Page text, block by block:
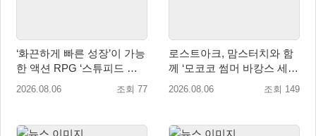
‘화끈하게 빠른 성장’이 가능
한 액션 RPG ‘스튜피드 네
버 다이즈’ 패키지판 예약판
2026.08.06 조회 77
로스트아크, 맘스터치와 함
께 ‘모코코 썸머 바캉스 세
트’ 출시
2026.08.06 조회 149